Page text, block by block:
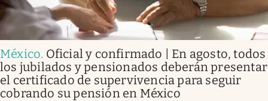
México. Oficial y confirmado | En agosto, todos
los jubilados y pensionados deberán presentar
el certificado de supervivencia para seguir
cobrando su pensión en México